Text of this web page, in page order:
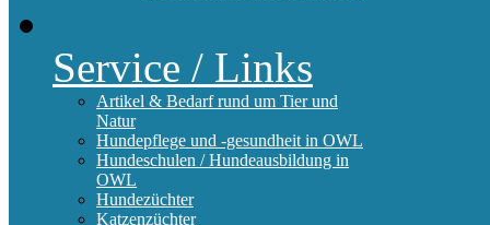
Service / Links
Artikel & Bedarf rund um Tier und
Natur
Hundepflege und -gesundheit in OWL
Hundeschulen / Hundeausbildung in
OWL
Hundezüchter
Katzenzüchter